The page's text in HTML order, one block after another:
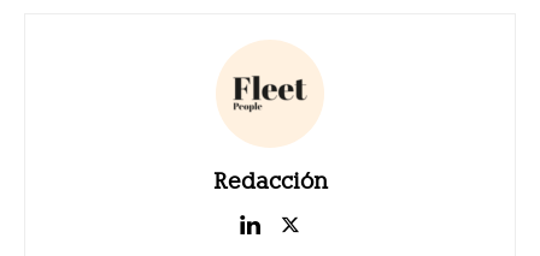
Redacción